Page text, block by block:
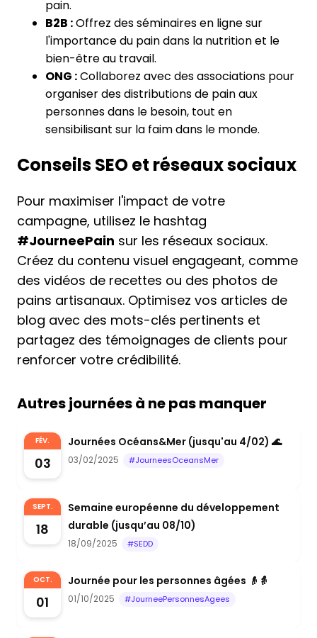
pain.
B2B :Offrez des séminaires en ligne sur
l'importance du pain dans la nutrition et le
bien-être au travail.
ONG :Collaborez avec des associations pour
organiser des distributions de pain aux
personnes dans le besoin, tout en
sensibilisant sur la faim dans le monde.
Conseils SEO et réseaux sociaux
Pour maximiser l'impact de votre
campagne, utilisez le hashtag
#JourneePain sur les réseaux sociaux.
Créez du contenu visuel engageant, comme
des vidéos de recettes ou des photos de
pains artisanaux. Optimisez vos articles de
blog avec des mots-clés pertinents et
partagez des témoignages de clients pour
renforcer votre crédibilité.
Autres journées à ne pas manquer
FÉV.
03
Journées Océans&Mer (jusqu'au 4/02) 🌊
03/02/2025 #JourneesOceansMer
SEPT.
18
Semaine européenne du développement
durable (jusqu’au 08/10)
18/09/2025 #SEDD
OCT.
01
Journée pour les personnes âgées 👴👵
01/10/2025 #JourneePersonnesAgees